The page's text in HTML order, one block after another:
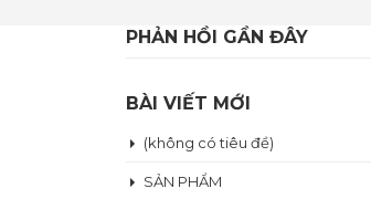
PHẢN HỒI GẦN ĐÂY
BÀI VIẾT MỚI
(không có tiêu đề)
SẢN PHẨM